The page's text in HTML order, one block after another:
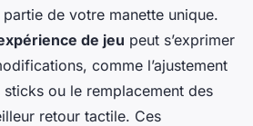
de votre manette unique.
de jeu peut s’exprimer
comme l’ajustement
ou le remplacement des
retour tactile. Ces